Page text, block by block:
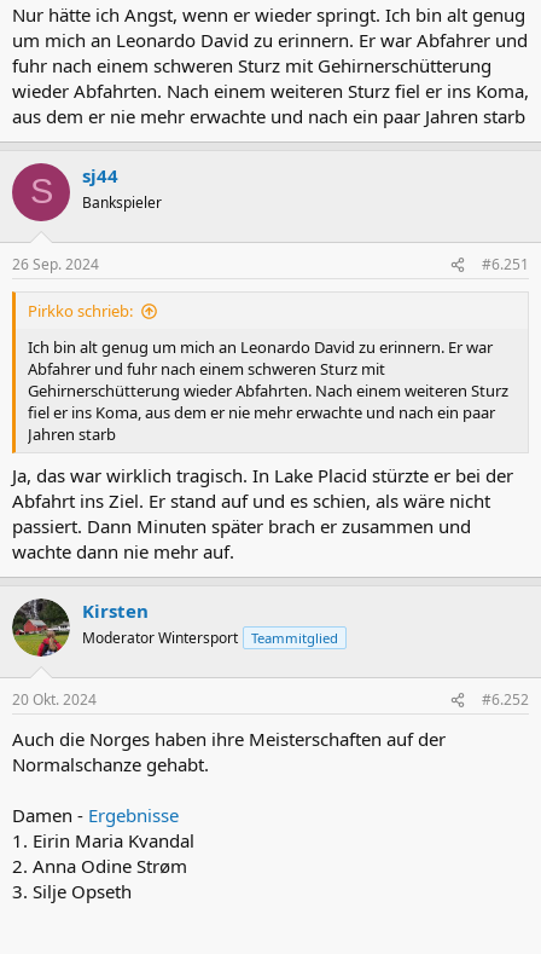
Nur hätte ich Angst, wenn er wieder springt. Ich bin alt genug
um mich an Leonardo David zu erinnern. Er war Abfahrer und
fuhr nach einem schweren Sturz mit Gehirnerschütterung
wieder Abfahrten. Nach einem weiteren Sturz fiel er ins Koma,
aus dem er nie mehr erwachte und nach ein paar Jahren starb
S sj44
Bankspieler
26 Sep. 2024 #6.251
Pirkko schrieb:
Ich bin alt genug um mich an Leonardo David zu erinnern. Er war
Abfahrer und fuhr nach einem schweren Sturz mit
Gehirnerschütterung wieder Abfahrten. Nach einem weiteren Sturz
fiel er ins Koma, aus dem er nie mehr erwachte und nach ein paar
Jahren starb
Ja, das war wirklich tragisch. In Lake Placid stürzte er bei der
Abfahrt ins Ziel. Er stand auf und es schien, als wäre nicht
passiert. Dann Minuten später brach er zusammen und
wachte dann nie mehr auf.
Kirsten
Moderator Wintersport Teammitglied
20 Okt. 2024 #6.252
Auch die Norges haben ihre Meisterschaften auf der
Normalschanze gehabt.
Damen - Ergebnisse
1. Eirin Maria Kvandal
2. Anna Odine Strøm
3. Silje Opseth